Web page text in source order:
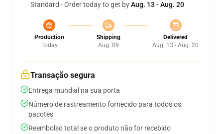
Standard - Order today to get byAug. 13 - Aug. 20
Production
Today
Shipping
Aug. 09
Delivered
Aug. 13 - Aug. 20
Transação segura
Entrega mundial na sua porta
Número de rastreamento fornecido para todos os
pacotes
Reembolso total se o produto não for recebido